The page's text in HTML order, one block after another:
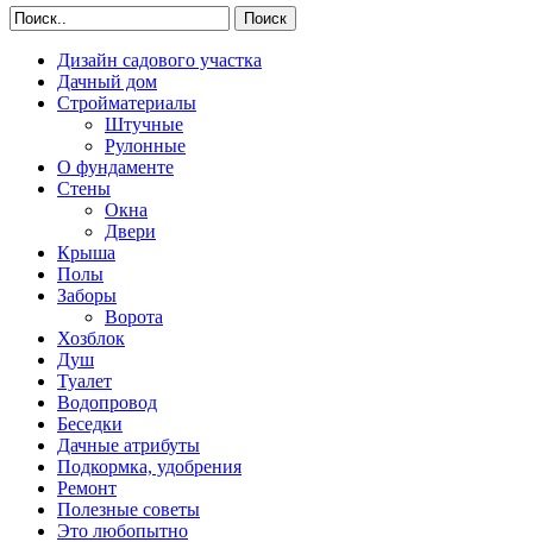
Поиск
Дизайн садового участка
Дачный дом
Стройматериалы
Штучные
Рулонные
О фундаменте
Стены
Окна
Двери
Крыша
Полы
Заборы
Ворота
Хозблок
Душ
Туалет
Водопровод
Беседки
Дачные атрибуты
Подкормка, удобрения
Ремонт
Полезные советы
Это любопытно